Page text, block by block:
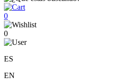
0
0
ES
EN